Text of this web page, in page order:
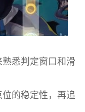
悉判定窗口和滑
的稳定性，再追